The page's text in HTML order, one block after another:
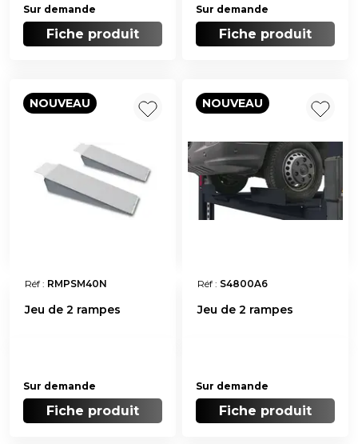
Sur demande
Fiche produit
Sur demande
Fiche produit
NOUVEAU
Réf : RMPSM40N
Jeu de 2 rampes
Sur demande
Fiche produit
NOUVEAU
Réf : S4800A6
Jeu de 2 rampes
Sur demande
Fiche produit